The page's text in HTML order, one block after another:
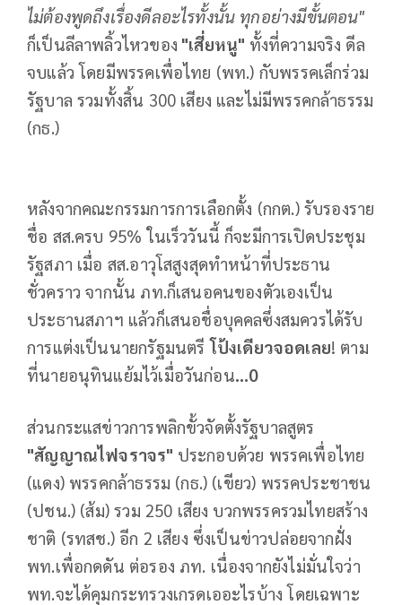
ไม่ต้องพูดถึงเรื่องดีลอะไรทั้งนั้น ทุกอย่างมีขั้นตอน"
ก็เป็นลีลาพลิ้วไหวของ "เสี่ยหนู" ทั้งที่ความจริง ดีล
จบแล้ว โดยมีพรรคเพื่อไทย (พท.) กับพรรคเล็กร่วม
รัฐบาล รวมทั้งสิ้น 300 เสียง และไม่มีพรรคกล้าธรรม
(กธ.)
หลังจากคณะกรรมการการเลือกตั้ง (กกต.) รับรองราย
ชื่อ สส.ครบ 95% ในเร็ววันนี้ ก็จะมีการเปิดประชุม
รัฐสภา เมื่อ สส.อาวุโสสูงสุดทำหน้าที่ประธาน
ชั่วคราว จากนั้น ภท.ก็เสนอคนของตัวเองเป็น
ประธานสภาฯ แล้วก็เสนอชื่อบุคคลซึ่งสมควรได้รับ
การแต่งเป็นนายกรัฐมนตรีโป้งเดียวจอดเลย! ตาม
ที่นายอนุทินแย้มไว้เมื่อวันก่อน...0
ส่วนกระแสข่าวการพลิกขั้วจัดตั้งรัฐบาลสูตร
"สัญญาณไฟจราจร" ประกอบด้วย พรรคเพื่อไทย
(แดง) พรรคกล้าธรรม (กธ.) (เขียว) พรรคประชาชน
(ปชน.) (ส้ม) รวม 250 เสียง บวกพรรครวมไทยสร้าง
ชาติ (รทสช.) อีก 2 เสียง ซึ่งเป็นข่าวปล่อยจากฝั่ง
พท.เพื่อกดดัน ต่อรอง ภท. เนื่องจากยังไม่มั่นใจว่า
พท.จะได้คุมกระทรวงเกรดเออะไรบ้าง โดยเฉพาะ